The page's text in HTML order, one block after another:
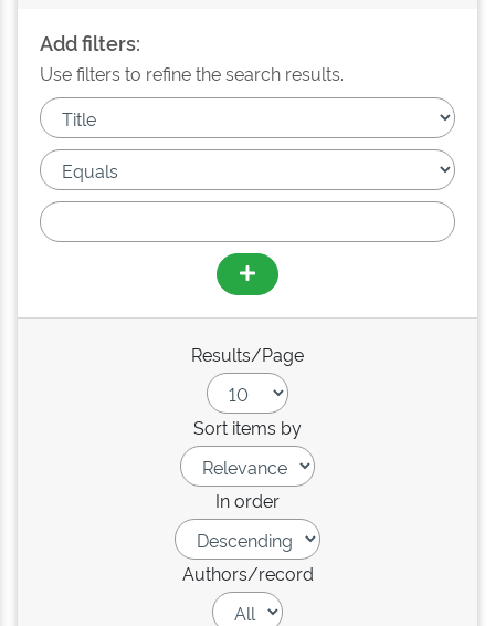
Add filters:
Use filters to refine the search results.
Results/Page
Sort items by
In order
Authors/record